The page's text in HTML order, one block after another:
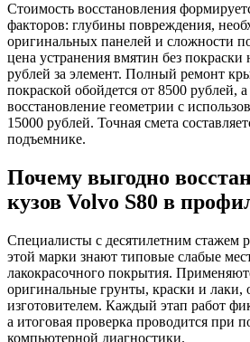
Стоимость восстановления
факторов: глубины повреждения,
оригинальных панелей и сложности
цена устранения вмятин без покраски
рублей за элемент. Полный ремонт
покраской обойдется от 8500 рублей,
восстановление геометрии с
15000 рублей. Точная смета
подъемнике.
Почему выгодно
кузов Volvo S80 в
Специалисты с десятилетним стажем
этой марки знают типовые слабые
лакокрасочного покрытия.
оригинальные грунты, краски и лаки,
изготовителем. Каждый этап работ
а итоговая проверка проводится при
компьютерной диагностики.